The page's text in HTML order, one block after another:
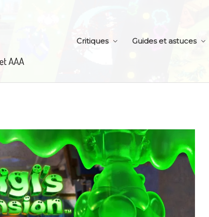
Critiques
Guides et astuces